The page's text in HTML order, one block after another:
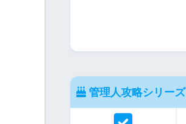
管理人攻略シリーズ